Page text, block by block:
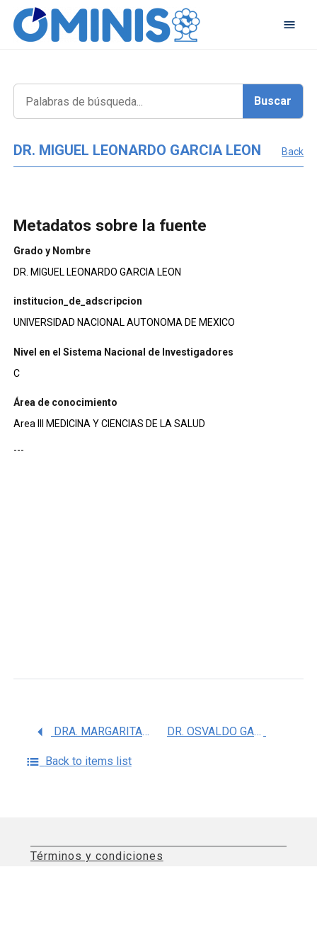
DR. MIGUEL LEONARDO GARCIA LEON Back
Metadatos sobre la fuente
Grado y Nombre
DR. MIGUEL LEONARDO GARCIA LEON
institucion_de_adscripcion
UNIVERSIDAD NACIONAL AUTONOMA DE MEXICO
Nivel en el Sistema Nacional de Investigadores
C
Área de conocimiento
Area III MEDICINA Y CIENCIAS DE LA SALUD
---
DRA. MARGARITA SAFDIE KANAN DR. OSVALDO GARRIDO ACOSTA
Back to items list
Términos y condiciones